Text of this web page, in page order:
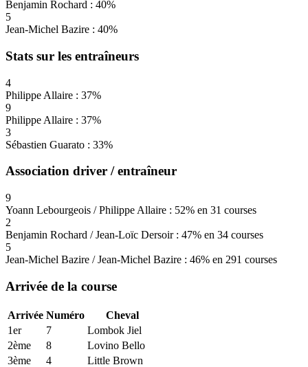
Benjamin Rochard : 40%
5
Jean-Michel Bazire : 40%
Stats sur les entraîneurs
4
Philippe Allaire : 37%
9
Philippe Allaire : 37%
3
Sébastien Guarato : 33%
Association driver / entraîneur
9
Yoann Lebourgeois / Philippe Allaire : 52% en 31 courses
2
Benjamin Rochard / Jean-Loïc Dersoir : 47% en 34 courses
5
Jean-Michel Bazire / Jean-Michel Bazire : 46% en 291 courses
Arrivée de la course
Arrivée Numéro
Cheval
1er
7
Lombok Jiel
2ème
8
Lovino Bello
3ème
4
Little Brown